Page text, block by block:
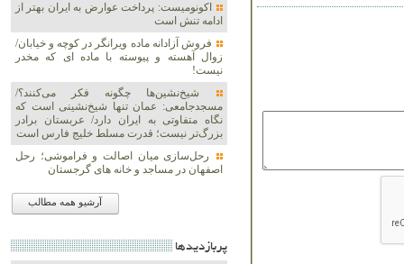
اکونومیست: پرداخت عوارض به ایران بهتر از
ادامه تنش است
فروش آزادانه ماده ویرانگر در کوچه و خیابان/
زوال آهسته و پیوسته با ماده ای که مخدر
نیست!
شیخ‌نشین‌ها چگونه فکر می‌کنند؟/
مسجدجامعی: عمان تنها شیخ‌نشینی است که
نگاه متفاوتی به ایران دارد/ عربستان برادر
بزرگ‌تر نیست؛ قدرت مسلط خلیج فارس است
رحل‌سازی میان اصالت و فراموشی؛ رحل
اصفهان در مساجد و خانه های گرجستان
آرشیو همه مطالب
پربازديدها